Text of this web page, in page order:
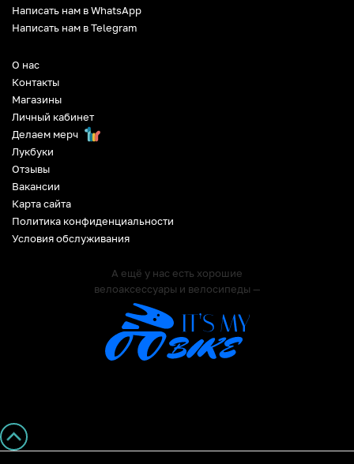
О нас
Контакты
Магазины
Личный кабинет
Делаем мерч
Лукбуки
Отзывы
Вакансии
Карта сайта
Политика конфиденциальности
Условия обслуживания
А ещё у нас есть хорошие
велоаксессуары и велосипеды —
Написать нам в WhatsApp
Написать нам в Telegram